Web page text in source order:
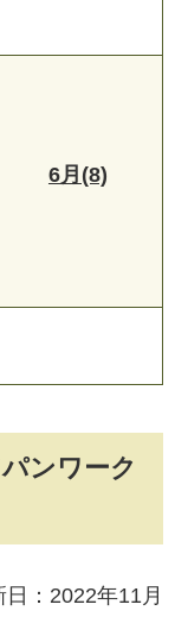
ンワーク
：2022年11月
6月(8)